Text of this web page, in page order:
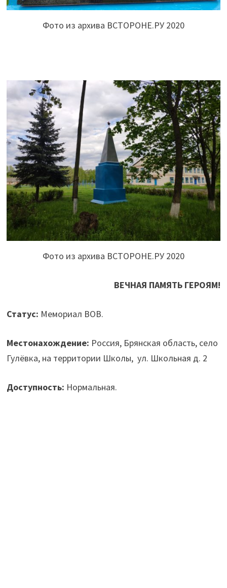
Фото из архива ВСТОРОНЕ.РУ 2020
Фото из архива ВСТОРОНЕ.РУ 2020
ВЕЧНАЯ ПАМЯТЬ ГЕРОЯМ!
Статус: Мемориал ВОВ.
Местонахождение: Россия, Брянская область, село
Гулёвка, на территории Школы, ул. Школьная д. 2
Доступность: Нормальная.